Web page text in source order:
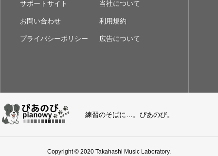
サポートサイト 当社について
お問い合わせ 利用規約
プライバシーポリシー 広告について
練習のそばに…。ぴあのび。
Copyright © 2020 Takahashi Music Laboratory.